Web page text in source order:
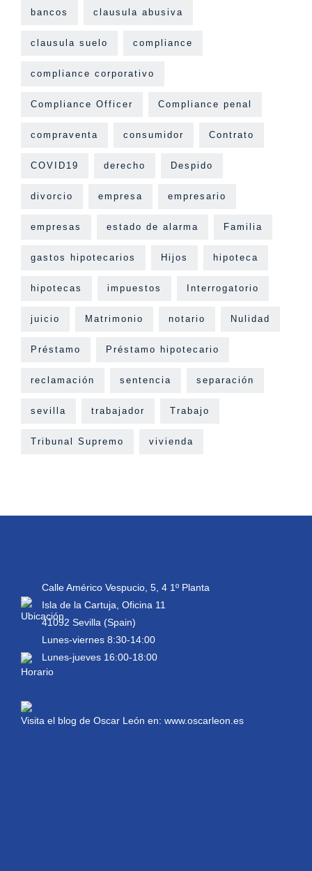
bancos clausula abusiva
clausula suelo compliance
compliance corporativo
Compliance Officer Compliance penal
compraventa consumidor Contrato
COVID19 derecho Despido
divorcio empresa empresario
empresas estado de alarma Familia
gastos hipotecarios Hijos hipoteca
hipotecas impuestos Interrogatorio
juicio Matrimonio notario Nulidad
Préstamo Préstamo hipotecario
reclamación sentencia separación
sevilla trabajador Trabajo
Tribunal Supremo vivienda
Calle Américo Vespucio, 5, 4 1º Planta
Isla de la Cartuja, Oficina 11
41092 Sevilla (Spain)
Lunes-viernes 8:30-14:00
Lunes-jueves 16:00-18:00
Visita el blog de Oscar León en: www.oscarleon.es